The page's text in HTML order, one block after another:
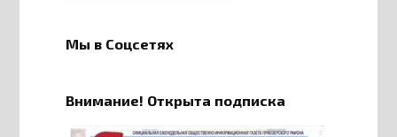
Мы в Соцсетях
Внимание! Открыта подписка